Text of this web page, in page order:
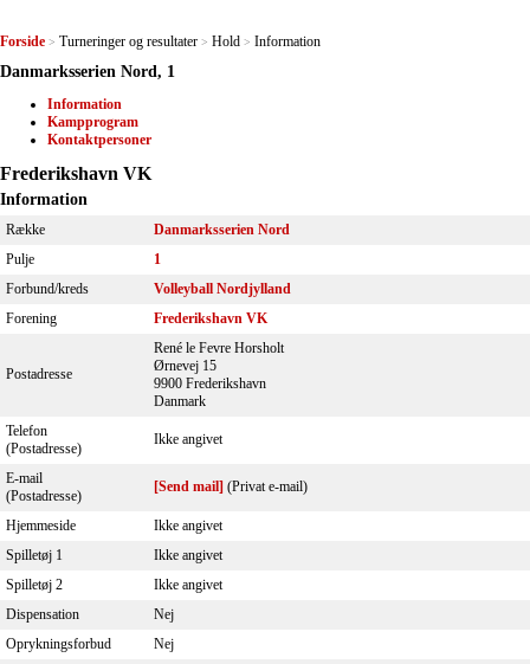
Forside > Turneringer og resultater > Hold > Information
Danmarksserien Nord, 1
Information
Kampprogram
Kontaktpersoner
Frederikshavn VK
Information
Række
Danmarksserien Nord
Pulje
1
Forbund/kreds
Volleyball Nordjylland
Forening
Frederikshavn VK
Postadresse
René le Fevre Horsholt
Ørnevej 15
9900 Frederikshavn
Danmark
Telefon
(Postadresse)
Ikke angivet
E-mail
(Postadresse)
[Send mail] (Privat e-mail)
Hjemmeside
Ikke angivet
Spilletøj 1
Ikke angivet
Spilletøj 2
Ikke angivet
Dispensation
Nej
Oprykningsforbud
Nej